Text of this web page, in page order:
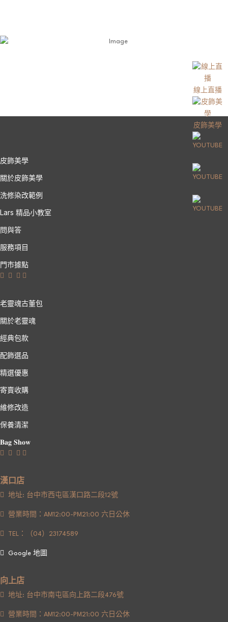
皮飾美學
關於皮飾美學
洗修染改範例
Lars 精品小教室
問與答
服務項目
門市據點
老靈魂古董包
關於老靈魂
經典包款
配飾選品
精選優惠
寄賣收購
維修改造
保養清潔
𝐁𝐚𝐠 𝐒𝐡𝐨𝐰
漢口店
地址: 台中市西屯區漢口路二段12號
營業時間：AM12:00-PM21:00 六日公休
TEL：（04）23174589
Google 地圖
向上店
地址: 台中市南屯區向上路二段476號
營業時間：AM12:00-PM21:00 六日公休
線上直播
皮飾美學